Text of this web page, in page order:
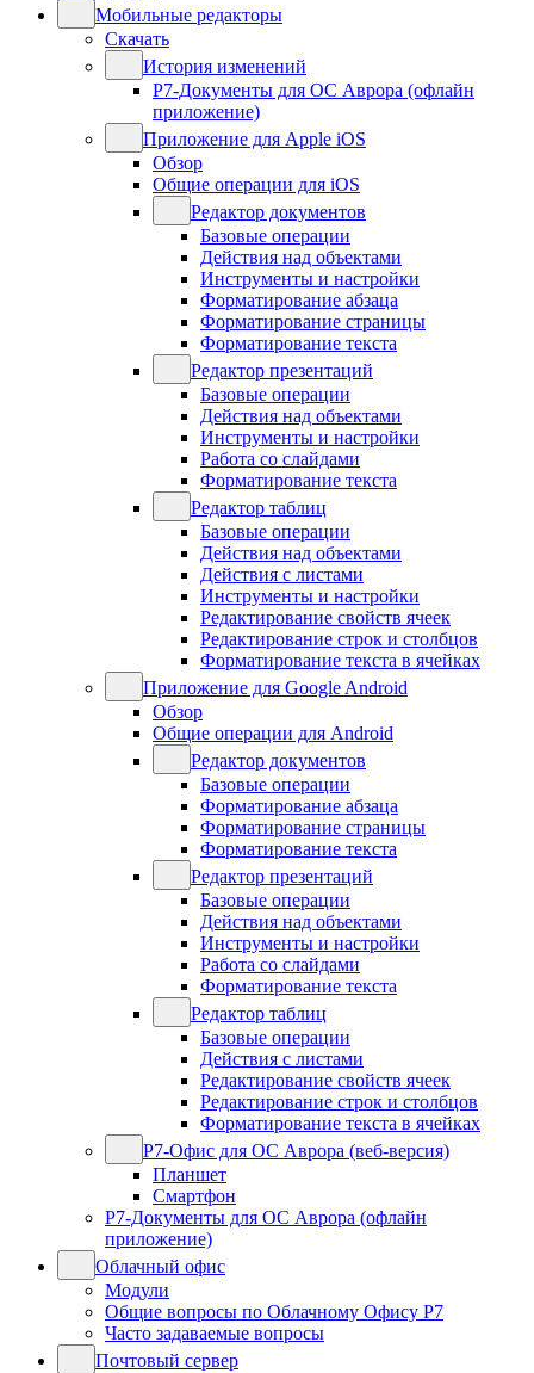
Мобильные редакторы
Скачать
История изменений
Р7-Документы для ОС Аврора (офлайн
приложение)
Приложение для Apple iOS
Обзор
Общие операции для iOS
Редактор документов
Базовые операции
Действия над объектами
Инструменты и настройки
Форматирование абзаца
Форматирование страницы
Форматирование текста
Редактор презентаций
Базовые операции
Действия над объектами
Инструменты и настройки
Работа со слайдами
Форматирование текста
Редактор таблиц
Базовые операции
Действия над объектами
Действия с листами
Инструменты и настройки
Редактирование свойств ячеек
Редактирование строк и столбцов
Форматирование текста в ячейках
Приложение для Google Android
Обзор
Общие операции для Android
Редактор документов
Базовые операции
Форматирование абзаца
Форматирование страницы
Форматирование текста
Редактор презентаций
Базовые операции
Действия над объектами
Инструменты и настройки
Работа со слайдами
Форматирование текста
Редактор таблиц
Базовые операции
Действия с листами
Редактирование свойств ячеек
Редактирование строк и столбцов
Форматирование текста в ячейках
Р7-Офис для ОС Аврора (веб-версия)
Планшет
Смартфон
Р7-Документы для ОС Аврора (офлайн
приложение)
Облачный офис
Модули
Общие вопросы по Облачному Офису Р7
Часто задаваемые вопросы
Почтовый сервер